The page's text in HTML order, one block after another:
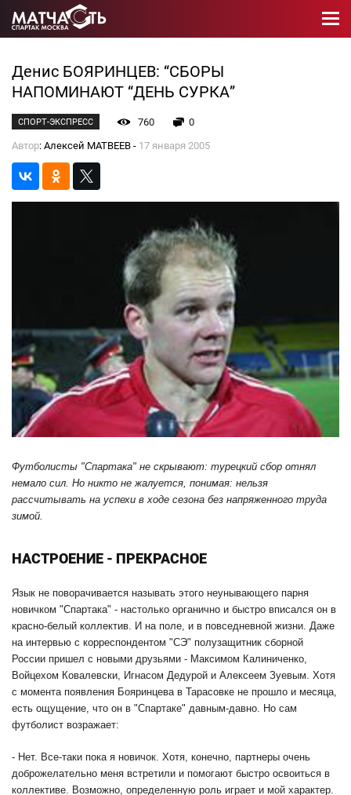
Денис БОЯРИНЦЕВ: “СБОРЫ
НАПОМИНАЮТ “ДЕНЬ СУРКА”
СПОРТ-ЭКСПРЕСС 760
0
Автор: Алексей МАТВЕЕВ - 17 января 2005
Футболисты "Спартака" не скрывают: турецкий сбор отнял
немало сил. Но никто не жалуется, понимая: нельзя
рассчитывать на успехи в ходе сезона без напряженного труда
зимой.
НАСТРОЕНИЕ - ПРЕКРАСНОЕ
Язык не поворачивается называть этого неунывающего парня
новичком "Спартака" - настолько органично и быстро вписался он в
красно-белый коллектив. И на поле, и в повседневной жизни. Даже
на интервью с корреспондентом "СЭ" полузащитник сборной
России пришел с новыми друзьями - Максимом Калиниченко,
Войцехом Ковалевски, Игнасом Дедурой и Алексеем Зуевым. Хотя
с момента появления Бояринцева в Тарасовке не прошло и месяца,
есть ощущение, что он в "Спартаке" давным-давно. Но сам
футболист возражает:
- Нет. Все-таки пока я новичок. Хотя, конечно, партнеры очень
доброжелательно меня встретили и помогают быстро освоиться в
коллективе. Возможно, определенную роль играет и мой характер.